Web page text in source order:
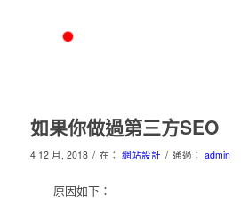
如果你做過第三方SEO
4 12 月, 2018 / 在： 網站設計 / 通過： admin
原因如下：